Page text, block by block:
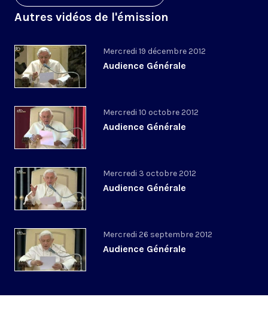
Autres vidéos de l'émission
Mercredi 19 décembre 2012
Audience Générale
Mercredi 10 octobre 2012
Audience Générale
Mercredi 3 octobre 2012
Audience Générale
Mercredi 26 septembre 2012
Audience Générale